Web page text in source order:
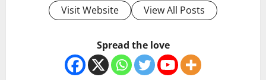
Visit Website View All Posts
Spread the love